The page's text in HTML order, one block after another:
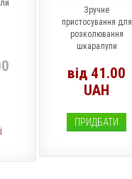
Зручне
пристосування для
розколювання
шкаралупи
горіхів.
від 41.00
UAH
ПРИДБАТИ